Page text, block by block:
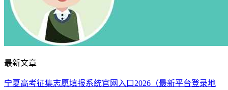
最新文章
宁夏高考征集志愿填报系统官网入口2026（最新平台登录地